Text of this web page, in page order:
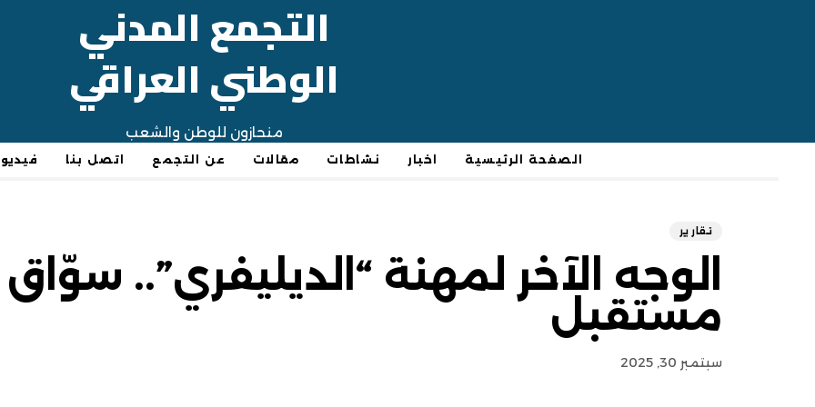
التجمع المدني
الوطني العراقي
منحازون للوطن والشعب
الصفحة الرئيسية اخبار نشاطات مقالات عن التجمع اتصل بنا
تقارير
الوجه الآخر لمهنة “الديليفري”..
مستقبل
سبتمبر 30, 2025